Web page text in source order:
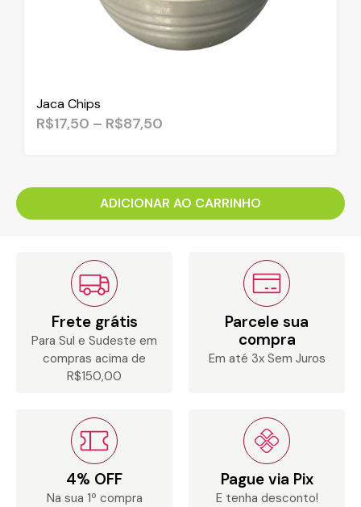
Jaca Chips
R$17,50 – R$87,50
ADICIONAR AO CARRINHO
Frete grátis
Para Sul e Sudeste em
compras acima de
R$150,00
Parcele sua
compra
Em até 3x Sem Juros
4% OFF
Na sua 1º compra
Pague via Pix
E tenha desconto!